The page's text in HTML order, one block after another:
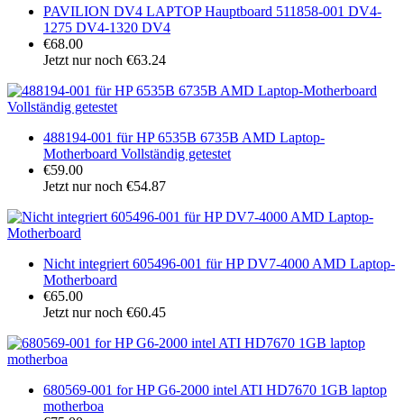
PAVILION DV4 LAPTOP Hauptboard 511858-001 DV4-
1275 DV4-1320 DV4
€68.00
Jetzt nur noch €63.24
488194-001 für HP 6535B 6735B AMD Laptop-
Motherboard Vollständig getestet
€59.00
Jetzt nur noch €54.87
Nicht integriert 605496-001 für HP DV7-4000 AMD Laptop-
Motherboard
€65.00
Jetzt nur noch €60.45
680569-001 for HP G6-2000 intel ATI HD7670 1GB laptop
motherboa